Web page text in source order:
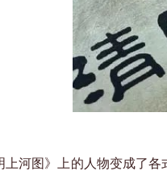
河图》上的人物变成了